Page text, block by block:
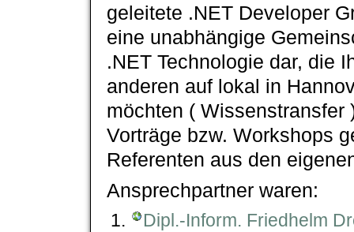
geleitete .NET Developer
eine unabhängige
.NET Technologie dar, die
anderen auf lokal in
möchten ( Wissenstransfer
Vorträge bzw. Workshops
Referenten aus den
Ansprechpartner waren:
Dipl.-Inform. Friedhelm